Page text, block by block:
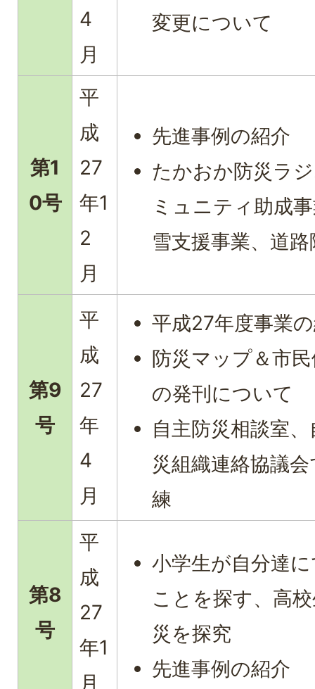
4
月
変更について
第1
0号
平
成
27
年1
2
月
先進事例の紹介
たかおか防災ラ
ミュニティ助成
雪支援事業、道路
第9
号
平
成
27
年
4
月
平成27年度事業
防災マップ＆市
の発刊について
自主防災相談室
災組織連絡協議
練
第8
号
平
成
27
年1
月
小学生が自分達
ことを探す、高
災を探究
先進事例の紹介